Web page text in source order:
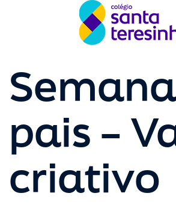
pais –
criativo